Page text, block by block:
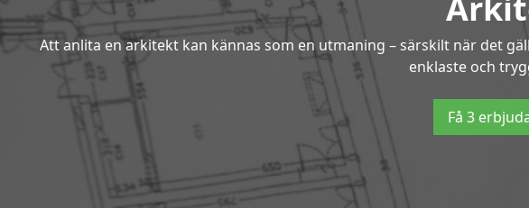
Att anlita en arkitekt kan kännas som en utmaning – särskilt när det
enklaste och
Få 3